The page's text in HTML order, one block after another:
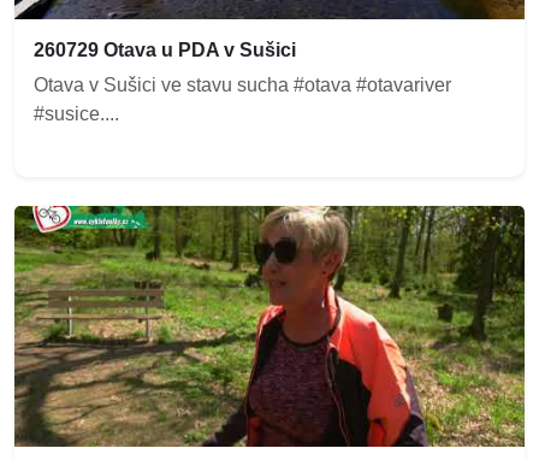
260729 Otava u PDA v Sušici
Otava v Sušici ve stavu sucha #otava #otavariver
#susice....